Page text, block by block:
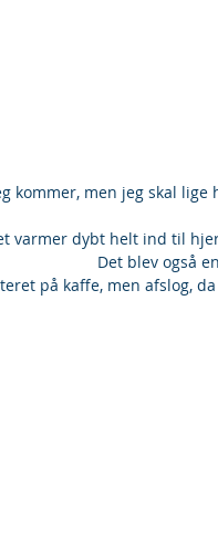
kommer, men jeg skal lige
varmer dybt helt ind til
Det blev også
på kaffe, men afslog,